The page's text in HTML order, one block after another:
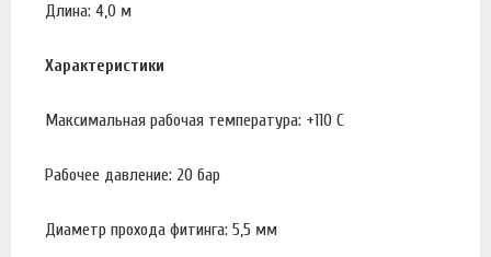
Длина: 4,0 м
Характеристики
Максимальная рабочая температура: +110 С
Рабочее давление: 20 бар
Диаметр прохода фитинга: 5,5 мм